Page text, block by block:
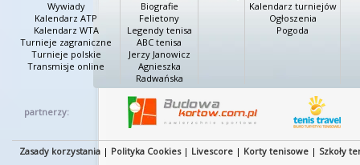
Wywiady
Kalendarz ATP
Kalendarz WTA
Turnieje zagraniczne
Turnieje polskie
Transmisje online
Biografie
Felietony
Legendy tenisa
ABC tenisa
Jerzy Janowicz
Agnieszka
Radwańska
Kalendarz turniejów
Ogłoszenia
Pogoda
partnerzy:
Zasady korzystania | Polityka Cookies| Livescore | Korty tenisowe | Szkoły